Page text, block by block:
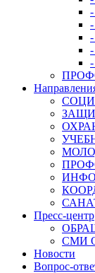
Пресс-центр
СМИ
Новости
Вопрос-